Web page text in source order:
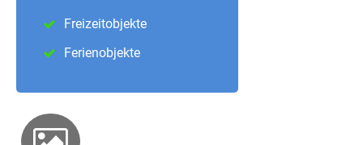
Freizeitobjekte
Ferienobjekte